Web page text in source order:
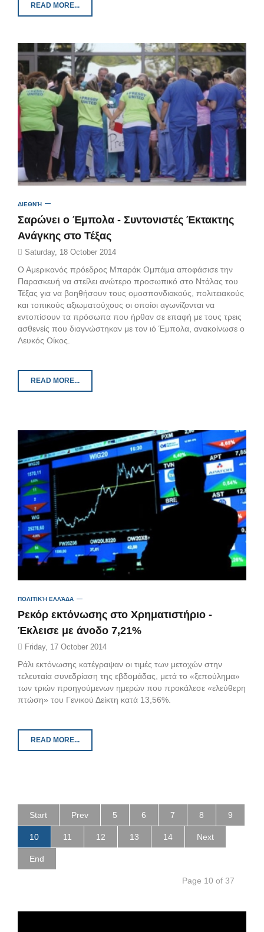
READ MORE...
ΔΙΕΘΝΉ
Σαρώνει ο Έμπολα - Συντονιστές Έκτακτης
Ανάγκης στο Τέξας
Saturday, 18 October 2014
Ο Αμερικανός πρόεδρος Μπαράκ Ομπάμα αποφάσισε την
Παρασκευή να στείλει ανώτερο προσωπικό στο Ντάλας του
Τέξας για να βοηθήσουν τους ομοσπονδιακούς, πολιτειακούς
και τοπικούς αξιωματούχους οι οποίοι αγωνίζονται να
εντοπίσουν τα πρόσωπα που ήρθαν σε επαφή με τους τρεις
ασθενείς που διαγνώστηκαν με τον ιό Έμπολα, ανακοίνωσε ο
Λευκός Οίκος.
READ MORE...
ΠΟΛΙΤΙΚΉ ΕΛΛΆΔΑ
Ρεκόρ εκτόνωσης στο Χρηματιστήριο -
Έκλεισε με άνοδο 7,21%
Friday, 17 October 2014
Ράλι εκτόνωσης κατέγραψαν οι τιμές των μετοχών στην
τελευταία συνεδρίαση της εβδομάδας, μετά το «ξεπούλημα»
των τριών προηγούμενων ημερών που προκάλεσε «ελεύθερη
πτώση» του Γενικού Δείκτη κατά 13,56%.
READ MORE...
Start Prev 5 6 7 8 9
10 11 12 13 14 Next
End
Page 10 of 37